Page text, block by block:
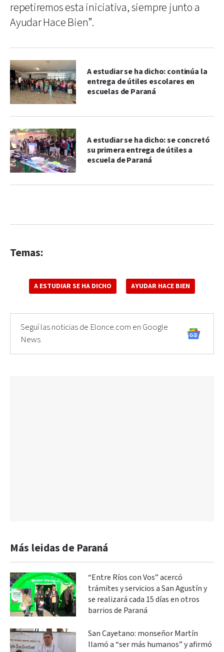
repetiremos esta iniciativa, siempre junto a
Ayudar Hace Bien”.
A estudiar se ha dicho: continúa la
entrega de útiles escolares en
escuelas de Paraná
A estudiar se ha dicho: se concretó
su primera entrega de útiles a
escuela de Paraná
Temas:
A ESTUDIAR SE HA DICHO AYUDAR HACE BIEN
Seguí las noticias de Elonce.com en Google
News
Más leidas de Paraná
“Entre Ríos con Vos” acercó
trámites y servicios a San Agustín y
se realizará cada 15 días en otros
barrios de Paraná
San Cayetano: monseñor Martín
llamó a “ser más humanos” y afirmó